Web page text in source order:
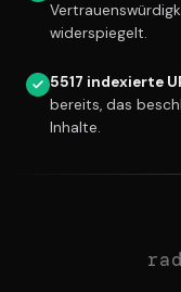
widerspiegelt.
5517 indexierte
bereits, das
Inhalte.